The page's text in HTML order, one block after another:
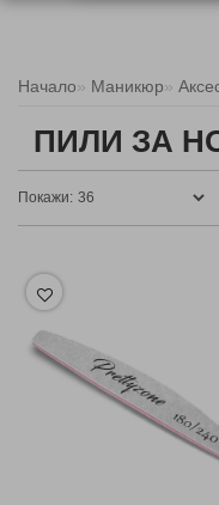
Начало Маникюр
ПИЛИ ЗА
Покажи: